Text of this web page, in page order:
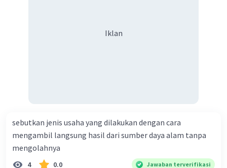
Iklan
sebutkan jenis usaha yang dilakukan dengan cara
mengambil langsung hasil dari sumber daya alam tanpa
mengolahnya
4 0.0 Jawaban terverifikasi